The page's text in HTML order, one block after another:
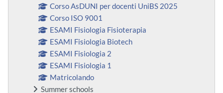
Corso AsDUNI per docenti UniBS 2025
Corso ISO 9001
ESAMI Fisiologia Fisioterapia
ESAMI Fisiologia Biotech
ESAMI Fisiologia 2
ESAMI Fisiologia 1
Matricolando
Summer schools